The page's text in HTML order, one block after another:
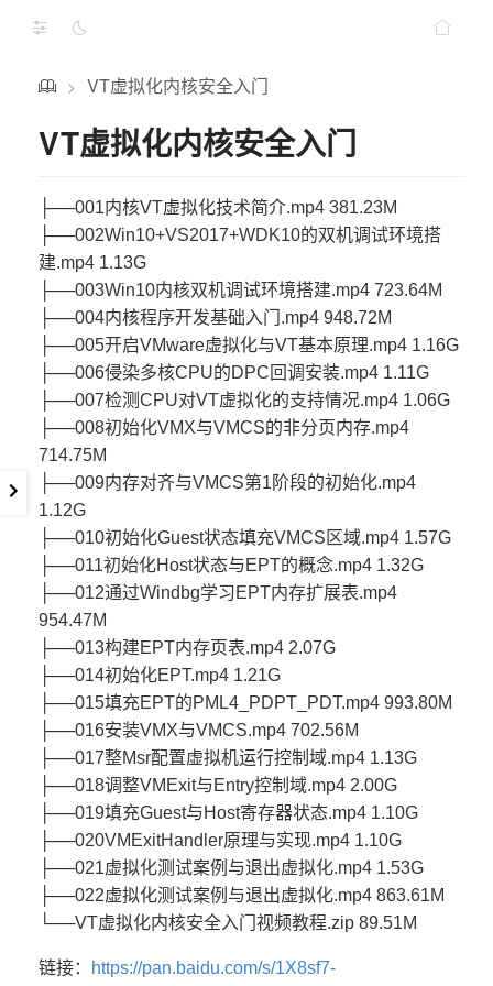
> VT虚拟化内核安全入门
VT虚拟化内核安全入门
├──001内核VT虚拟化技术简介.mp4 381.23M
├──002Win10+VS2017+WDK10的双机调试环境搭
建.mp4 1.13G
├──003Win10内核双机调试环境搭建.mp4 723.64M
├──004内核程序开发基础入门.mp4 948.72M
├──005开启VMware虚拟化与VT基本原理.mp4 1.16G
├──006侵染多核CPU的DPC回调安装.mp4 1.11G
├──007检测CPU对VT虚拟化的支持情况.mp4 1.06G
├──008初始化VMX与VMCS的非分页内存.mp4
714.75M
├──009内存对齐与VMCS第1阶段的初始化.mp4
1.12G
├──010初始化Guest状态填充VMCS区域.mp4 1.57G
├──011初始化Host状态与EPT的概念.mp4 1.32G
├──012通过Windbg学习EPT内存扩展表.mp4
954.47M
├──013构建EPT内存页表.mp4 2.07G
├──014初始化EPT.mp4 1.21G
├──015填充EPT的PML4_PDPT_PDT.mp4 993.80M
├──016安装VMX与VMCS.mp4 702.56M
├──017整Msr配置虚拟机运行控制域.mp4 1.13G
├──018调整VMExit与Entry控制域.mp4 2.00G
├──019填充Guest与Host寄存器状态.mp4 1.10G
├──020VMExitHandler原理与实现.mp4 1.10G
├──021虚拟化测试案例与退出虚拟化.mp4 1.53G
├──022虚拟化测试案例与退出虚拟化.mp4 863.61M
└──VT虚拟化内核安全入门视频教程.zip 89.51M
链接： https://pan.baidu.com/s/1X8sf7-